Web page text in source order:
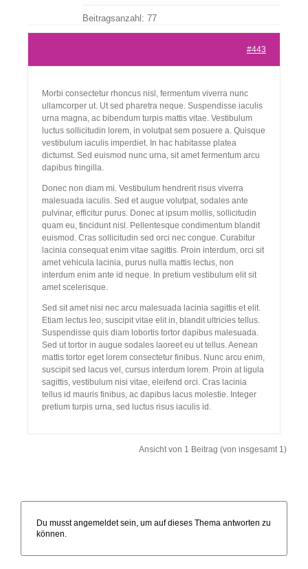
Kontakt
Beitragsanzahl: 77
#443
Morbi consectetur rhoncus nisl, fermentum viverra nunc
ullamcorper ut. Ut sed pharetra neque. Suspendisse iaculis
urna magna, ac bibendum turpis mattis vitae. Vestibulum
luctus sollicitudin lorem, in volutpat sem posuere a. Quisque
vestibulum iaculis imperdiet. In hac habitasse platea
dictumst. Sed euismod nunc urna, sit amet fermentum arcu
dapibus fringilla.
Donec non diam mi. Vestibulum hendrerit risus viverra
malesuada iaculis. Sed et augue volutpat, sodales ante
pulvinar, efficitur purus. Donec at ipsum mollis, sollicitudin
quam eu, tincidunt nisl. Pellentesque condimentum blandit
euismod. Cras sollicitudin sed orci nec congue. Curabitur
lacinia consequat enim vitae sagittis. Proin interdum, orci sit
amet vehicula lacinia, purus nulla mattis lectus, non
interdum enim ante id neque. In pretium vestibulum elit sit
amet scelerisque.
Sed sit amet nisi nec arcu malesuada lacinia sagittis et elit.
Etiam lectus leo, suscipit vitae elit in, blandit ultricies tellus.
Suspendisse quis diam lobortis tortor dapibus malesuada.
Sed ut tortor in augue sodales laoreet eu ut tellus. Aenean
mattis tortor eget lorem consectetur finibus. Nunc arcu enim,
suscipit sed lacus vel, cursus interdum lorem. Proin at ligula
sagittis, vestibulum nisi vitae, eleifend orci. Cras lacinia
tellus id mauris finibus, ac dapibus lacus molestie. Integer
pretium turpis urna, sed luctus risus iaculis id.
Ansicht von 1 Beitrag (von insgesamt 1)
Du musst angemeldet sein, um auf dieses Thema antworten zu
können.